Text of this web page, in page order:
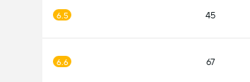
45
6.5
67
6.6